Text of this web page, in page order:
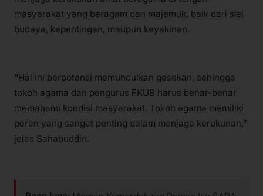
masyarakat yang beragam dan majemuk, baik dari sisi
budaya, kepentingan, maupun keyakinan.
“Hal ini berpotensi memunculkan gesekan, sehingga
tokoh agama dan pengurus FKUB harus benar-benar
memahami kondisi masyarakat. Tokoh agama memiliki
peran yang sangat penting dalam menjaga kerukunan,”
jelas Sahabuddin.